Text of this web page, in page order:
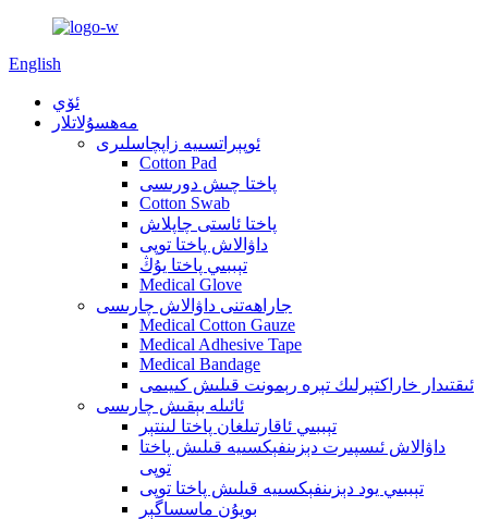
English
ئۆي
مەھسۇلاتلار
ئوپېراتسىيە زاپچاسلىرى
Cotton Pad
پاختا چىش دورىسى
Cotton Swab
پاختا ئاستى چاپلاش
داۋالاش پاختا توپى
تېببىي پاختا يۇڭ
Medical Glove
جاراھەتنى داۋالاش چارىسى
Medical Cotton Gauze
Medical Adhesive Tape
Medical Bandage
ئىقتىدار خاراكتېرلىك تېرە رېمونت قىلىش كىيىمى
ئائىلە بېقىش چارىسى
تېببىي ئاقارتىلغان پاختا لىنتېر
داۋالاش ئىسپىرت دېزىنفېكسىيە قىلىش پاختا
توپى
تېببىي يود دېزىنفېكسىيە قىلىش پاختا توپى
بويۇن ماسساگېر